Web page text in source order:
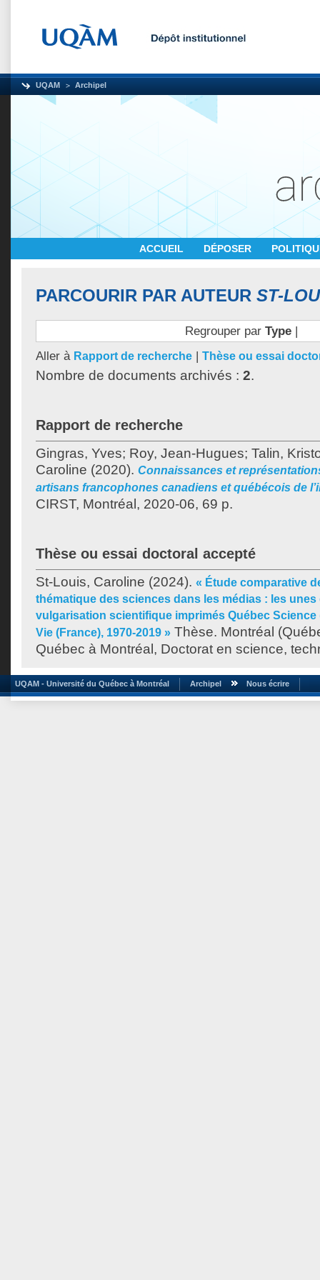
UQAM Archipel
ACCUEIL DÉPOSER
PARCOURIR PAR AUTEUR ST-
Regrouper par Type|
Aller à Rapport de recherche | Thèse ou essai
Nombre de documents archivés : 2.
Rapport de recherche
Gingras, Yves; Roy, Jean-Hugues; Talin,
Caroline (2020). Connaissances et
artisans francophones canadiens et québécois de
CIRST, Montréal, 2020-06, 69 p.
Thèse ou essai doctoral accepté
St-Louis, Caroline (2024). « Étude comparative
thématique des sciences dans les médias : les unes
vulgarisation scientifique imprimés Québec Science
Vie (France), 1970-2019 » Thèse. Montréal
Québec à Montréal, Doctorat en science,
UQAM - Université du Québec à Montréal Archipel Nous écrire